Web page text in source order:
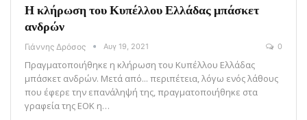
Η κλήρωση του Κυπέλλου Ελλάδας μπάσκετ
ανδρών
Γιάννης Δρόσος Αυγ 19, 2021 0
Πραγματοποιήθηκε η κλήρωση του Κυπέλλου Ελλάδας
μπάσκετ ανδρών. Μετά από... περιπέτεια, λόγω ενός λάθους
που έφερε την επανάληψή της, πραγματοποιήθηκε στα
γραφεία της ΕΟΚ η…